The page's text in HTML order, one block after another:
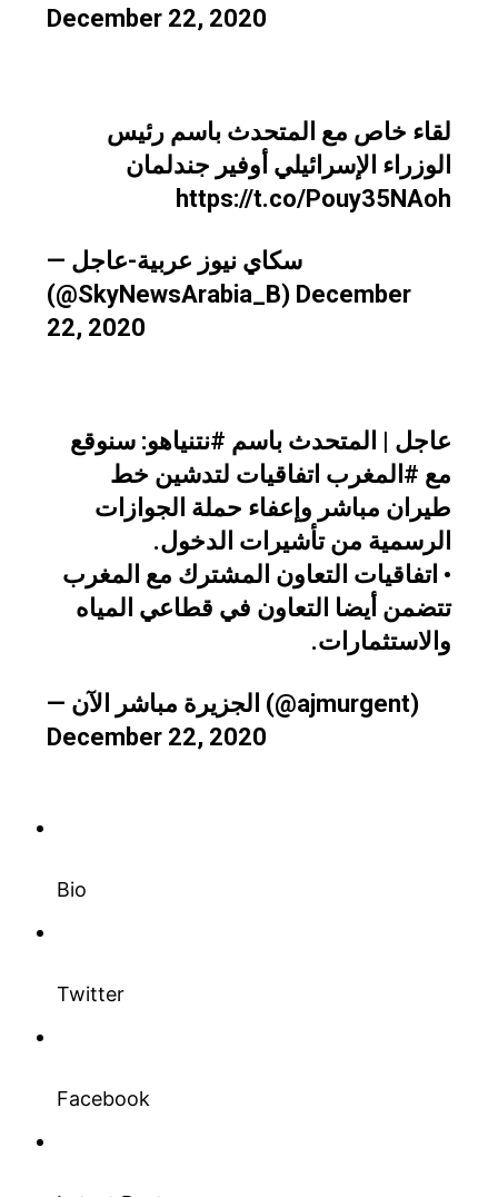
December 22, 2020
لقاء خاص مع المتحدث باسم رئيس
الوزراء الإسرائيلي أوفير جندلمان
https://t.co/Pouy35NAoh
— سكاي نيوز عربية-عاجل
(@SkyNewsArabia_B) December
22, 2020
عاجل | المتحدث باسم #نتنياهو: سنوقع
مع #المغرب اتفاقيات لتدشين خط
طيران مباشر وإعفاء حملة الجوازات
الرسمية من تأشيرات الدخول.
• اتفاقيات التعاون المشترك مع المغرب
تتضمن أيضا التعاون في قطاعي المياه
والاستثمارات.
— الجزيرة مباشر الآن (@ajmurgent)
December 22, 2020
Bio
Twitter
Facebook